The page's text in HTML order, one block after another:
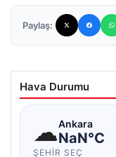
Paylaş:
Hava Durumu
☁Ankara
NaN°C
ŞEHIR SEÇ